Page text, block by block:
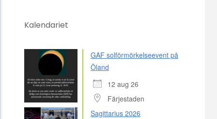
Kalendariet
GAF solförmörkelseevent på
Öland
12 aug 26
Färjestaden
Sagittarius 2026